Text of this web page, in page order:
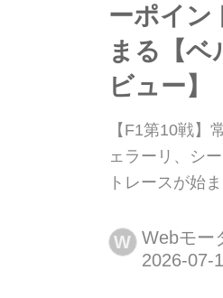
ーポイン
まる【ベ
ビュー】
【F1第10戦】
ェラーリ、シ
トレースが始
F1第10戦ベル
コルシャン・
W Webモー